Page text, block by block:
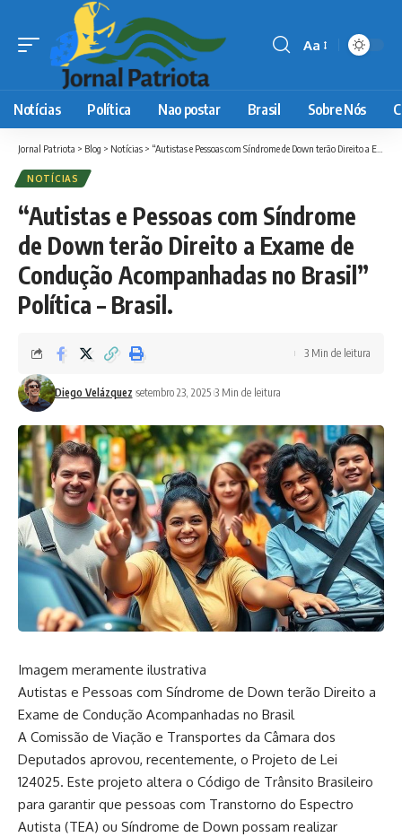
Font
Aa
Notícias Política Nao postar Brasil Sobre Nós
Jornal Patriota > Blog > Notícias > “Autistas e Pessoas com Síndrome de Down terão Direito a Exame de Condução Acompanhadas no Brasil” Política – Brasil.
NOTÍCIAS
“Autistas e Pessoas com Síndrome
de Down terão Direito a Exame de
Condução Acompanhadas no Brasil”
Política – Brasil.
Diego Velázquez setembro 23, 2025 3 Min de leitura
3 Min de leitura
Imagem meramente ilustrativa
Autistas e Pessoas com Síndrome de Down terão Direito a
Exame de Condução Acompanhadas no Brasil
A Comissão de Viação e Transportes da Câmara dos
Deputados aprovou, recentemente, o Projeto de Lei
124025. Este projeto altera o Código de Trânsito Brasileiro
para garantir que pessoas com Transtorno do Espectro
Autista (TEA) ou Síndrome de Down possam realizar